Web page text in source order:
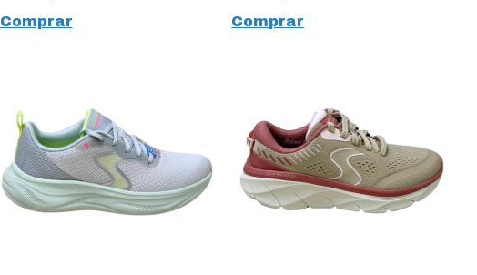
Comprar
Comprar